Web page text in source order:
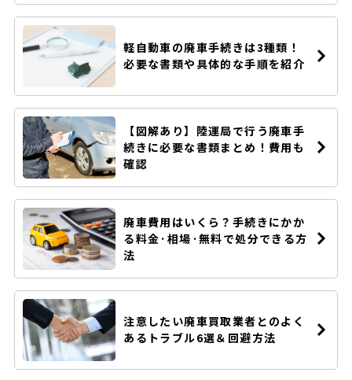
軽自動車の廃車手続きは3種類！
必要な書類や具体的な手順を紹介
【図解あり】陸運局で行う廃車手
続きに必要な書類まとめ！費用も
確認
廃車費用はいくら？手続きにかか
る料金·相場·無料で処分できる方
法
注意したい廃車買取業者とのよく
あるトラブル6選＆回避方法